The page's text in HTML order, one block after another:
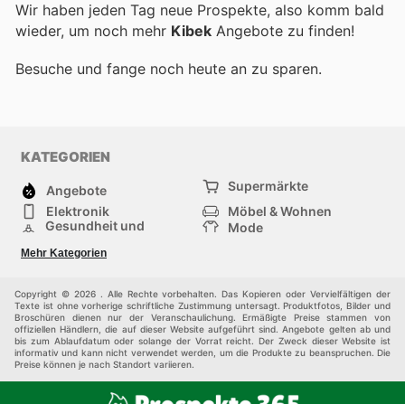
Wir haben jeden Tag neue Prospekte, also komm bald
wieder, um noch mehr Kibek Angebote zu finden!
Besuche und fange noch heute an zu sparen.
KATEGORIEN
Angebote
Supermärkte
Elektronik
Möbel & Wohnen
Gesundheit und
Mode
Sportartikel und
Sportbekleidung
Einkaufzentren
Andere
Mehr Kategorien
Copyright © 2026 . Alle Rechte vorbehalten. Das Kopieren oder Vervielfältigen der
Texte ist ohne vorherige schriftliche Zustimmung untersagt. Produktfotos, Bilder und
Broschüren dienen nur der Veranschaulichung. Ermäßigte Preise stammen von
offiziellen Händlern, die auf dieser Website aufgeführt sind. Angebote gelten ab und
bis zum Ablaufdatum oder solange der Vorrat reicht. Der Zweck dieser Website ist
informativ und kann nicht verwendet werden, um die Produkte zu beanspruchen. Die
Preise können je nach Standort variieren.